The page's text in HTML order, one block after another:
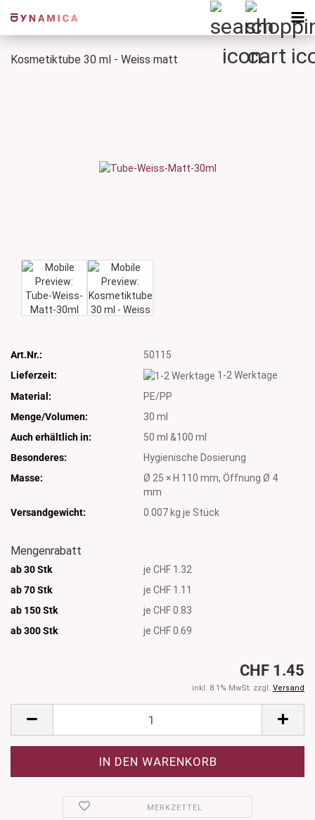
Kosmetiktube 30 ml - Weiss matt
Art.Nr.:
50115
Lieferzeit:
1-2 Werktage
Material:
PE/PP
Menge/Volumen:
30 ml
Auch erhältlich in:
50 ml &100 ml
Besonderes:
Hygienische Dosierung
Masse:
Ø 25 × H 110 mm, Öffnung Ø 4
mm
Versandgewicht:
0.007 kg je Stück
Mengenrabatt
ab 30 Stk
je CHF 1.32
ab 70 Stk
je CHF 1.11
ab 150 Stk
je CHF 0.83
ab 300Stk je CHF 0.69
CHF 1.45
inkl. 8.1% MwSt. zzgl. Versand
MERKZETTEL